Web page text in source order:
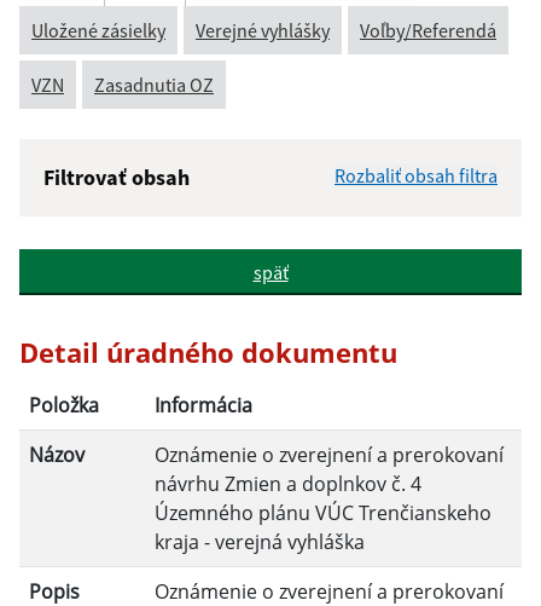
Uložené zásielky Verejné vyhlášky Voľby/Referendá
VZN Zasadnutia OZ
Filtrovať obsah Rozbaliť obsah filtra
Popis:
Dátum zverejnenia do:
Filtrovať Reset
späť
Detail úradného dokumentu
Položka
Informácia
Názov
Oznámenie o zverejnení a prerokovaní
návrhu Zmien a doplnkov č. 4
Územného plánu VÚC Trenčianskeho
kraja - verejná vyhláška
Popis
Oznámenie o zverejnení a prerokovaní